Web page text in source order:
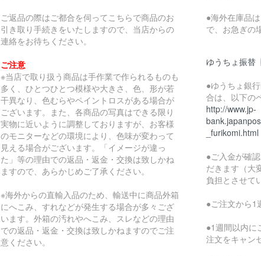
ご返品の際はご都合を伺ってこちらで商品のお
引き取り手続きをいたしますので、当店からの
連絡をお待ちください。
ご注意
※当店で取り扱う商品は手作業で作られるものも
多く、ひとつひとつ模様や大きさ、色、形が若
干異なり、色むらやペイントロスがある場合が
ございます。また、各商品の写真はできる限り
実物に近いように調整しておりますが、お客様
のモニターなどの環境により、色味が変わって
見える場合がございます。「イメージが違っ
た」等の理由での返品・返金・交換は致しかね
ますので、あらかじめご了承ください。
※海外からの直輸入品のため、輸送中に商品外箱
にへこみ、すれなどが発生する場合が多々ござ
います。外箱の汚れやへこみ、スレなどの理由
での返品・返金・交換は致しかねますのでご注
意ください。
●海外在庫品
で、お急ぎの
ゆうちょ振替
●ゆうちょ銀
合は、以下の
http://www.jp-
_furikomi.html
●ご入金が確
だきます（大
負担とさせて
●ご注文から1
●1週間以内に
注文をキャン